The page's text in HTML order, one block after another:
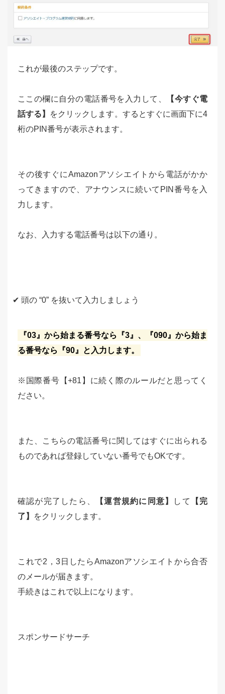
これが最後のステップです。
ここの欄に自分の電話番号を入力して、
【今すぐ電
話する】
をクリックします。するとすぐに画面下に4
桁のPIN番号が表示されます。
その後すぐにAmazonアソシエイトから電話がかか
ってきますので、アナウンスに続いてPIN番号を入
力します。
なお、入力する電話番号は以下の通り。
✔ 頭の “0” を抜いて入力しましょう
『03』から始まる番号なら『3』、『090』から始ま
る番号なら『90』と入力します。
※国際番号【+81】に続く際のルールだと思ってく
ださい。
また、こちらの電話番号に関してはすぐに出られる
ものであれば登録していない番号でもOKです。
確認が完了したら、 【運営規約に同意】 して
【完
了】
をクリックします。
これで2，3日したらAmazonアソシエイトから合否
のメールが届きます。
手続きはこれで以上になります。
スポンサードサーチ